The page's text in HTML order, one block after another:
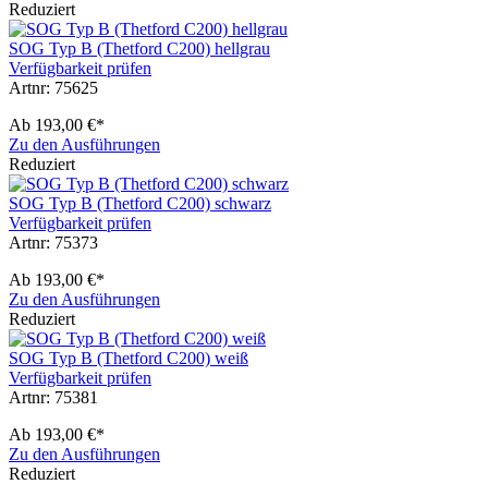
Reduziert
SOG Typ B (Thetford C200) hellgrau
Verfügbarkeit prüfen
Artnr: 75625
Ab 193,00 €*
Zu den Ausführungen
Reduziert
SOG Typ B (Thetford C200) schwarz
Verfügbarkeit prüfen
Artnr: 75373
Ab 193,00 €*
Zu den Ausführungen
Reduziert
SOG Typ B (Thetford C200) weiß
Verfügbarkeit prüfen
Artnr: 75381
Ab 193,00 €*
Zu den Ausführungen
Reduziert